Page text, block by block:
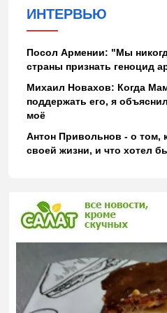
ИНТЕРВЬЮ
Посол Армении: "Мы
страны признать геноцид
Михаил Новахов: Когда
поддержать его, я
моё
Антон Привольнов - о том,
своей жизни, и что хотел